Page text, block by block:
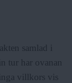
samlad i
tur har ovanan
villkors vis